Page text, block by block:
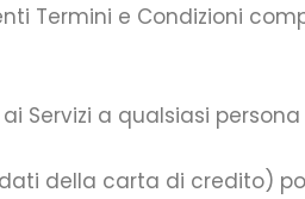
Termini e Condizioni
Servizi a qualsiasi
della carta di credito)